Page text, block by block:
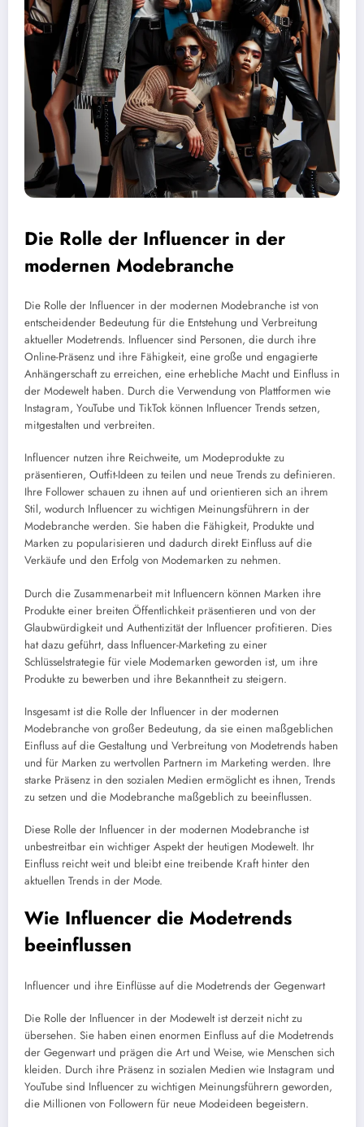
Die Rolle der Influencer in der
modernen Modebranche
Die Rolle der Influencer in der modernen Modebranche ist von
entscheidender Bedeutung für die Entstehung und Verbreitung
aktueller Modetrends. Influencer sind Personen, die durch ihre
Online-Präsenz und ihre Fähigkeit, eine große und engagierte
Anhängerschaft zu erreichen, eine erhebliche Macht und Einfluss in
der Modewelt haben. Durch die Verwendung von Plattformen wie
Instagram, YouTube und TikTok können Influencer Trends setzen,
mitgestalten und verbreiten.
Influencer nutzen ihre Reichweite, um Modeprodukte zu
präsentieren, Outfit-Ideen zu teilen und neue Trends zu definieren.
Ihre Follower schauen zu ihnen auf und orientieren sich an ihrem
Stil, wodurch Influencer zu wichtigen Meinungsführern in der
Modebranche werden. Sie haben die Fähigkeit, Produkte und
Marken zu popularisieren und dadurch direkt Einfluss auf die
Verkäufe und den Erfolg von Modemarken zu nehmen.
Durch die Zusammenarbeit mit Influencern können Marken ihre
Produkte einer breiten Öffentlichkeit präsentieren und von der
Glaubwürdigkeit und Authentizität der Influencer profitieren. Dies
hat dazu geführt, dass Influencer-Marketing zu einer
Schlüsselstrategie für viele Modemarken geworden ist, um ihre
Produkte zu bewerben und ihre Bekanntheit zu steigern.
Insgesamt ist die Rolle der Influencer in der modernen
Modebranche von großer Bedeutung, da sie einen maßgeblichen
Einfluss auf die Gestaltung und Verbreitung von Modetrends haben
und für Marken zu wertvollen Partnern im Marketing werden. Ihre
starke Präsenz in den sozialen Medien ermöglicht es ihnen, Trends
zu setzen und die Modebranche maßgeblich zu beeinflussen.
Diese Rolle der Influencer in der modernen Modebranche ist
unbestreitbar ein wichtiger Aspekt der heutigen Modewelt. Ihr
Einfluss reicht weit und bleibt eine treibende Kraft hinter den
aktuellen Trends in der Mode.
Wie Influencer die Modetrends
beeinflussen
Influencer und ihre Einflüsse auf die Modetrends der Gegenwart
Die Rolle der Influencer in der Modewelt ist derzeit nicht zu
übersehen. Sie haben einen enormen Einfluss auf die Modetrends
der Gegenwart und prägen die Art und Weise, wie Menschen sich
kleiden. Durch ihre Präsenz in sozialen Medien wie Instagram und
YouTube sind Influencer zu wichtigen Meinungsführern geworden,
die Millionen von Followern für neue Modeideen begeistern.